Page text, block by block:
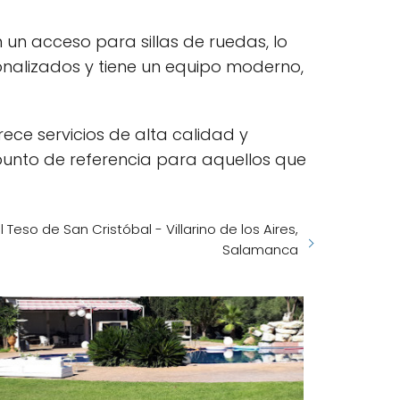
acceso para sillas de ruedas, lo
y tiene un equipo moderno,
servicios de alta calidad y
de referencia para aquellos que
de San Cristóbal - Villarino de los Aires,
Salamanca